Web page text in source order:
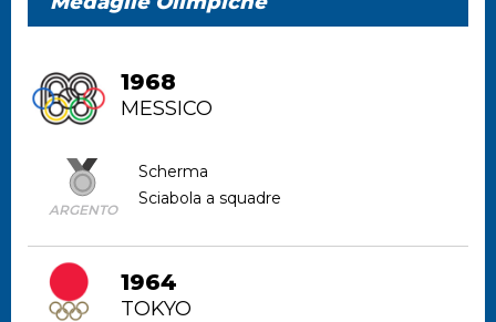
1968
MESSICO
ARGENTO
Scherma
Sciabola a squadre
1964
TOKYO